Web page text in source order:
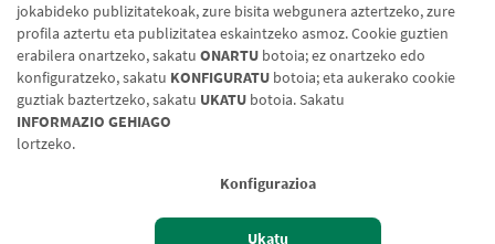
jokabideko publizitatekoak, zure bisita webgunera aztertzeko, zure
profila aztertu eta publizitatea eskaintzeko asmoz. Cookie guztien
erabilera onartzeko, sakatu ONARTU botoia; ez onartzeko edo
konfiguratzeko, sakatu KONFIGURATU botoia; eta aukerako cookie
guztiak baztertzeko, sakatu UKATU botoia. Sakatu
INFORMAZIO GEHIAGO
lortzeko.
Konfigurazioa
Ukatu
Lege-oharra Cookien politika Datuen babesa